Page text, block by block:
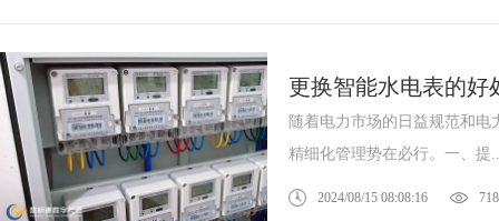
更换智能水电表的好
随着电力市场的日益规范和
精细化管理势在必行。一、提
2024/08/15 08:08:16